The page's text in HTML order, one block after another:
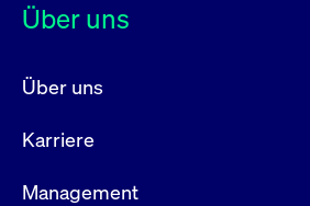
Über uns
Über uns
Karriere
Management